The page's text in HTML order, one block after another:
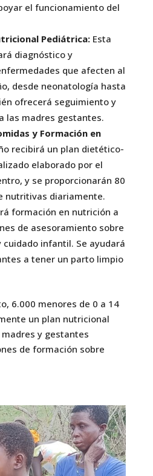
el funcionamiento del
Pediátrica:Esta
diagnóstico y
que afecten al
desde neonatología hasta
ofrecerá seguimiento y
las madres gestantes.
y Formación en
recibirá un plan dietético-
elaborado por el
y se proporcionarán 80
nutritivas diariamente.
formación en nutrición a
de asesoramiento sobre
infantil. Se ayudará
a tener un parto limpio
6.000 menores de 0 a 14
un plan nutricional
y gestantes
de formación sobre